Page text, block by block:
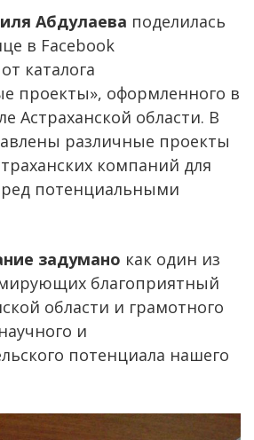
Абдулаева поделилась
в Facebook
от каталога
проекты», оформленного в
Астраханской области. В
различные проекты
компаний для
потенциальными
задумано как один из
благоприятный
области и грамотного
и
потенциала нашего